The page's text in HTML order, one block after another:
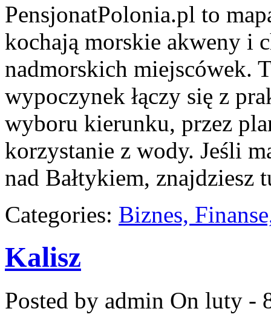
PensjonatPolonia.pl to
kochają morskie akweny i
nadmorskich miejscówek.
wypoczynek łączy się z
wyboru kierunku, przez
korzystanie z wody. Jeśli
nad Bałtykiem, znajdziesz
Categories: Biznes,
Kalisz
Posted by admin On luty -